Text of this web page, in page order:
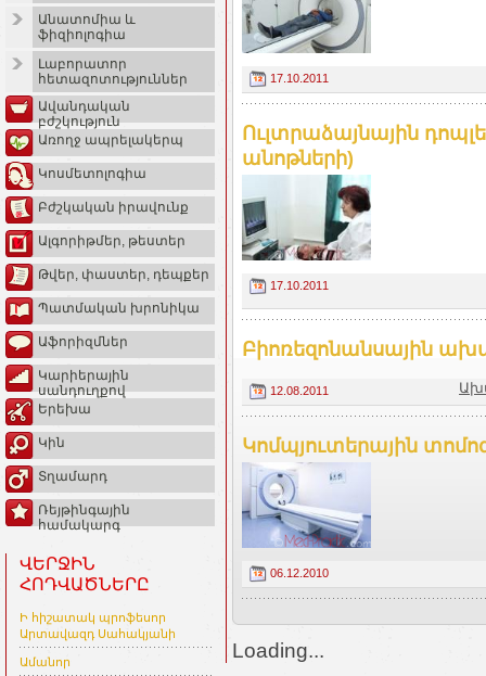
Անատոմիա և
ֆիզիոլոգիա
Լաբորատոր
հետազոտություններ
Ավանդական
բժշկություն
Առողջ ապրելակերպ
Կոսմետոլոգիա
Բժշկական իրավունք
Ալգորիթմեր, թեստեր
Թվեր, փաստեր, դեպքեր
Պատմական խրոնիկա
Աֆորիզմներ
Կարիերային
սանդուղքով
Երեխա
Կին
Տղամարդ
Ռեյթինգային
համակարգ
ՎԵՐՋԻՆ
ՀՈԴՎԱԾՆԵՐԸ
Ի հիշատակ պրոֆեսոր
Արտավազդ Սահակյանի
Ամանոր
17.10.2011
Ուլտրաձայնային
անոթների)
17.10.2011
Բիոռեզոնանսային
12.08.2011
Կոմպյուտերային
06.12.2010
Loading...